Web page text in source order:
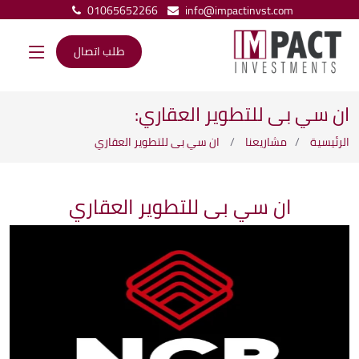
01065652266
info@impactinvst.com
طلب اتصال
ان سي بى للتطوير العقاري:
الرئيسية مشاريعنا ان سي بى للتطوير العقاري
ان سي بى للتطوير العقاري